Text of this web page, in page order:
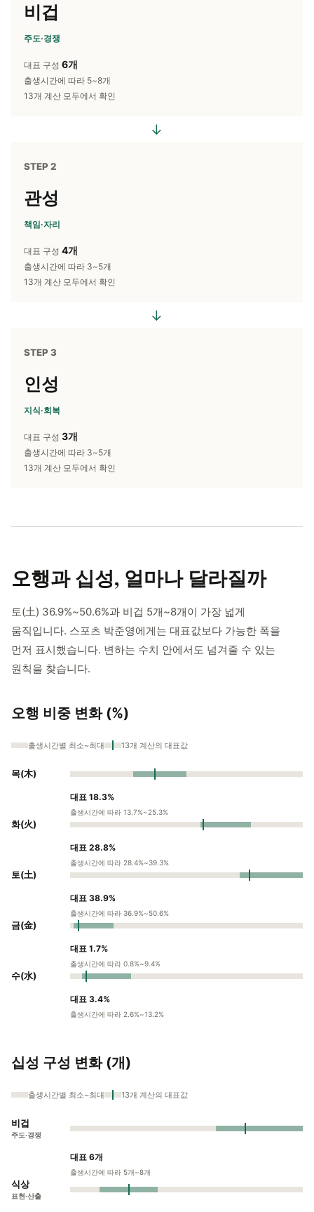
비겁
주도·경쟁
대표 구성 6개
출생시간에 따라 5~8개
13개 계산 모두에서 확인
→
STEP 2
관성
책임·자리
대표 구성 4개
출생시간에 따라 3~5개
13개 계산 모두에서 확인
→
STEP 3
인성
지식·회복
대표 구성 3개
출생시간에 따라 3~5개
13개 계산 모두에서 확인
오행과 십성, 얼마나 달라질까
토(土) 36.9%~50.6%과 비겁 5개~8개이 가장 넓게
움직입니다. 스포츠 박준영에게는 대표값보다 가능한 폭을
먼저 표시했습니다. 변하는 수치 안에서도 넘겨줄 수 있는
원칙을 찾습니다.
오행 비중 변화 (%)
출생시간별 최소~최대 13개 계산의 대표값
목(木)
대표 18.3%
출생시간에 따라 13.7%~25.3%
화(火)
대표 28.8%
출생시간에 따라 28.4%~39.3%
토(土)
대표 38.9%
출생시간에 따라 36.9%~50.6%
금(金)
대표 1.7%
출생시간에 따라 0.8%~9.4%
수(水)
대표 3.4%
출생시간에 따라 2.6%~13.2%
십성 구성 변화 (개)
출생시간별 최소~최대 13개 계산의 대표값
비겁
주도·경쟁
대표 6개
출생시간에 따라 5개~8개
식상
표현·산출